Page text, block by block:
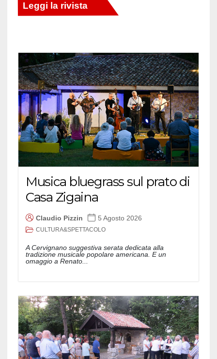
Musica bluegrass sul prato di
Casa Zigaina
Claudio Pizzin 5 Agosto 2026
CULTURA&SPETTACOLO
A Cervignano suggestiva serata dedicata alla
tradizione musicale popolare americana. E un
omaggio a Renato...